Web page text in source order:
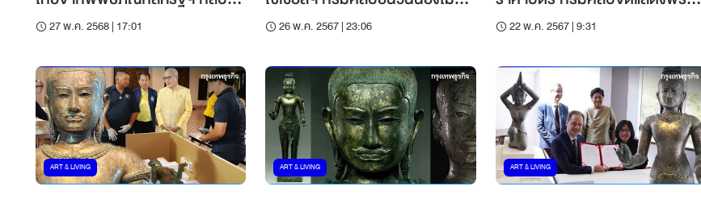
ประเทศ
27 พ.ค. 2568 | 17:01
บทสรุป
26 พ.ค. 2567 | 23:06
ประติมากรรมแฝด
22 พ.ค. 2567 | 9:31
ART & LIVING ART & LIVING ART & LIVING